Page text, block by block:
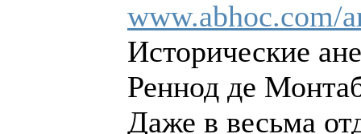
www.abhoc.com/
Исторические
Реннод де
Даже в весьма